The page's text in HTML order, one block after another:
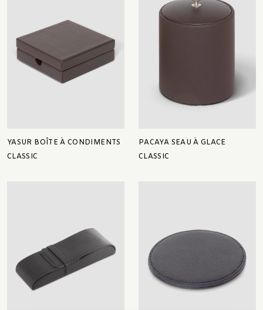
YASUR BOÎTE À CONDIMENTS
CLASSIC
PACAYA SEAU À GLACE
CLASSIC